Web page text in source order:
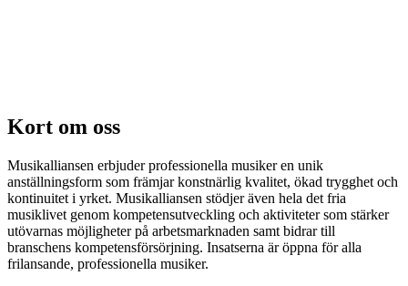
Kort om oss
Musikalliansen erbjuder professionella musiker en unik
anställningsform som främjar konstnärlig kvalitet, ökad trygghet och
kontinuitet i yrket. Musikalliansen stödjer även hela det fria
musiklivet genom kompetensutveckling och aktiviteter som stärker
utövarnas möjligheter på arbetsmarknaden samt bidrar till
branschens kompetensförsörjning. Insatserna är öppna för alla
frilansande, professionella musiker.